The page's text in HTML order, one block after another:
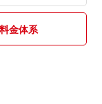
料金体系